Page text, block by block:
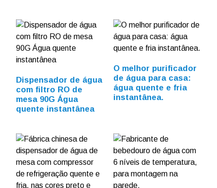
Dispensador de água
com filtro RO de
mesa 90G Água
quente instantânea
O melhor purificador
de água para casa:
água quente e fria
instantânea.